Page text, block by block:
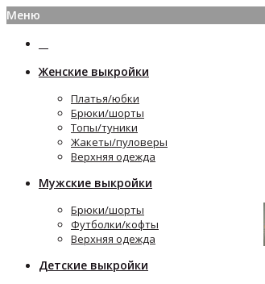
Меню
Женские выкройки
Платья/юбки
Брюки/шорты
Топы/туники
Жакеты/пуловеры
Верхняя одежда
Мужские выкройки
Брюки/шорты
Футболки/кофты
Верхняя одежда
Детские выкройки